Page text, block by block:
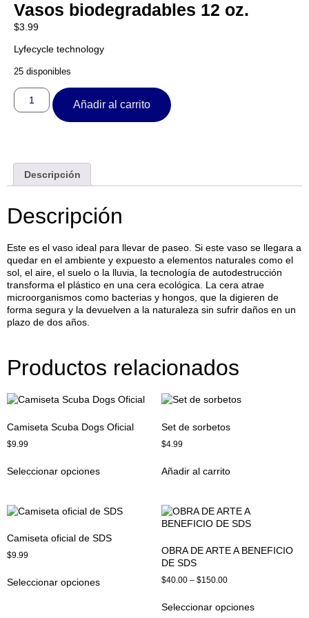
Vasos biodegradables 12 oz.
$3.99
Lyfecycle technology
25 disponibles
Añadir al carrito
Descripción
Descripción
Este es el vaso ideal para llevar de paseo. Si este vaso se llegara a
quedar en el ambiente y expuesto a elementos naturales como el
sol, el aire, el suelo o la lluvia, la tecnología de autodestrucción
transforma el plástico en una cera ecológica. La cera atrae
microorganismos como bacterias y hongos, que la digieren de
forma segura y la devuelven a la naturaleza sin sufrir daños en un
plazo de dos años.
Productos relacionados
Camiseta Scuba Dogs Oficial
$9.99
Seleccionar opciones
Set de sorbetos
$4.99
Añadir al carrito
Camiseta oficial de SDS
$9.99
Seleccionar opciones
OBRA DE ARTE A BENEFICIO
DE SDS
$40.00 – $150.00
Seleccionar opciones